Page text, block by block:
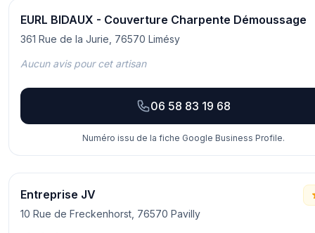
EURL BIDAUX - Couverture Charpente Démoussage
361 Rue de la Jurie, 76570 Limésy
Aucun avis pour cet artisan
06 58 83 19 68
Numéro issu de la fiche Google Business Profile.
Entreprise JV
10 Rue de Freckenhorst, 76570 Pavilly